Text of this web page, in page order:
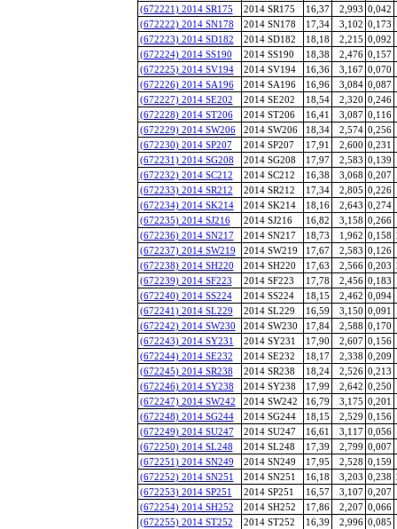
(672221) 2014 SR175
2014 SR175 16,37 2,993 0,042
(672222) 2014 SN178
2014 SN178 17,34 3,102 0,173
(672223) 2014 SD182
2014 SD182 18,18 2,215 0,092
(672224) 2014 SS190
2014 SS190 18,38 2,476 0,157
(672225) 2014 SV194
2014 SV194 16,36 3,167 0,070
(672226) 2014 SA196
2014 SA196 16,96 3,084 0,087
(672227) 2014 SE202
2014 SE202 18,54 2,320 0,246
(672228) 2014 ST206
2014 ST206 16,41 3,087 0,116
(672229) 2014 SW206
2014 SW206 18,34 2,574 0,256
(672230) 2014 SP207
2014 SP207 17,91 2,600 0,231
(672231) 2014 SG208
2014 SG208 17,97 2,583 0,139
(672232) 2014 SC212
2014 SC212 16,38 3,068 0,207
(672233) 2014 SR212
2014 SR212 17,34 2,805 0,226
(672234) 2014 SK214
2014 SK214 18,16 2,643 0,274
(672235) 2014 SJ216
2014 SJ216 16,82 3,158 0,266
(672236) 2014 SN217
2014 SN217 18,73 1,962 0,158
(672237) 2014 SW219
2014 SW219 17,67 2,583 0,126
(672238) 2014 SH220
2014 SH220 17,63 2,566 0,203
(672239) 2014 SF223
2014 SF223 17,78 2,456 0,183
(672240) 2014 SS224
2014 SS224 18,15 2,462 0,094
(672241) 2014 SL229
2014 SL229 16,59 3,150 0,091
(672242) 2014 SW230
2014 SW230 17,84 2,588 0,170
(672243) 2014 SY231
2014 SY231 17,90 2,607 0,156
(672244) 2014 SE232
2014 SE232 18,17 2,338 0,209
(672245) 2014 SR238
2014 SR238 18,24 2,526 0,213
(672246) 2014 SY238
2014 SY238 17,99 2,642 0,250
(672247) 2014 SW242
2014 SW242 16,79 3,175 0,201
(672248) 2014 SG244
2014 SG244 18,15 2,529 0,156
(672249) 2014 SU247
2014 SU247 16,61 3,117 0,056
(672250) 2014 SL248
2014 SL248 17,39 2,799 0,007
(672251) 2014 SN249
2014 SN249 17,95 2,528 0,159
(672252) 2014 SN251
2014 SN251 16,18 3,203 0,238
(672253) 2014 SP251
2014 SP251 16,57 3,107 0,207
(672254) 2014 SH252
2014 SH252 17,86 2,207 0,066
(672255) 2014 ST252
2014 ST252 16,39 2,996 0,085